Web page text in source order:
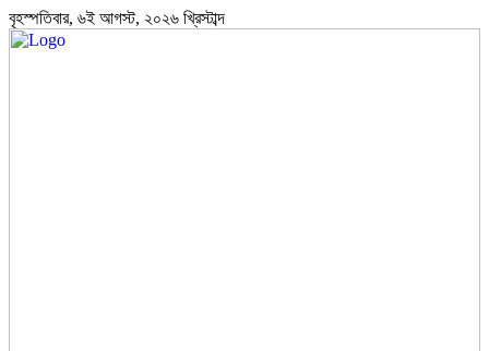
বৃহস্পতিবার, ৬ই আগস্ট, ২০২৬ খ্রিস্টাব্দ